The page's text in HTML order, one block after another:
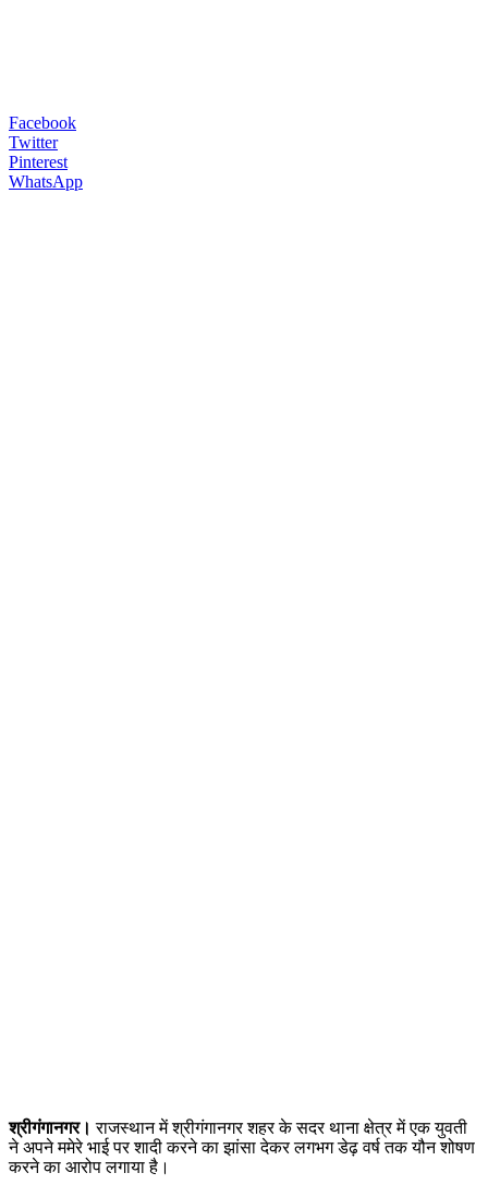
Facebook
Twitter
Pinterest
WhatsApp
श्रीगंगानगर। राजस्थान में श्रीगंगानगर शहर के सदर थाना क्षेत्र में एक युवती
ने अपने ममेरे भाई पर शादी करने का झांसा देकर लगभग डेढ़ वर्ष तक यौन शोषण
करने का आरोप लगाया है।